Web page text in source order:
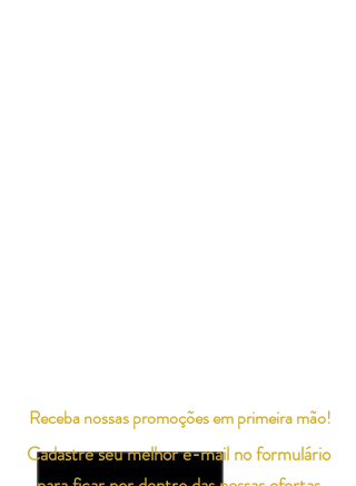
Cadastre seu melhor e-mail no formulário
Receba nossas promoções em primeira mão!